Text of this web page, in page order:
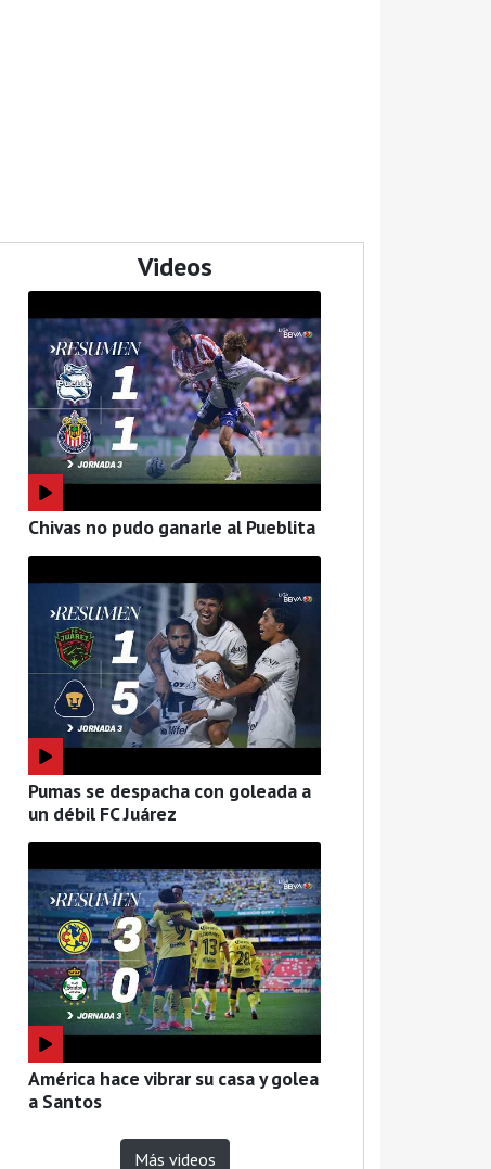
Videos
Chivas no pudo ganarle al Pueblita
Pumas se despacha con goleada a
un débil FC Juárez
América hace vibrar su casa y golea
a Santos
Más videos